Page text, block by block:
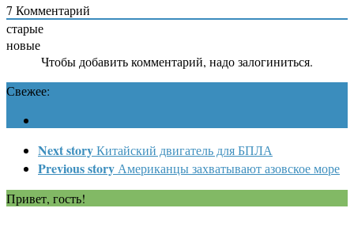
7 Комментарий
старые
новые
Чтобы добавить комментарий, надо залогиниться.
Свежее:
Next storyКитайский двигатель для БПЛА
Previous story Американцы захватывают азовское море
Привет, гость!